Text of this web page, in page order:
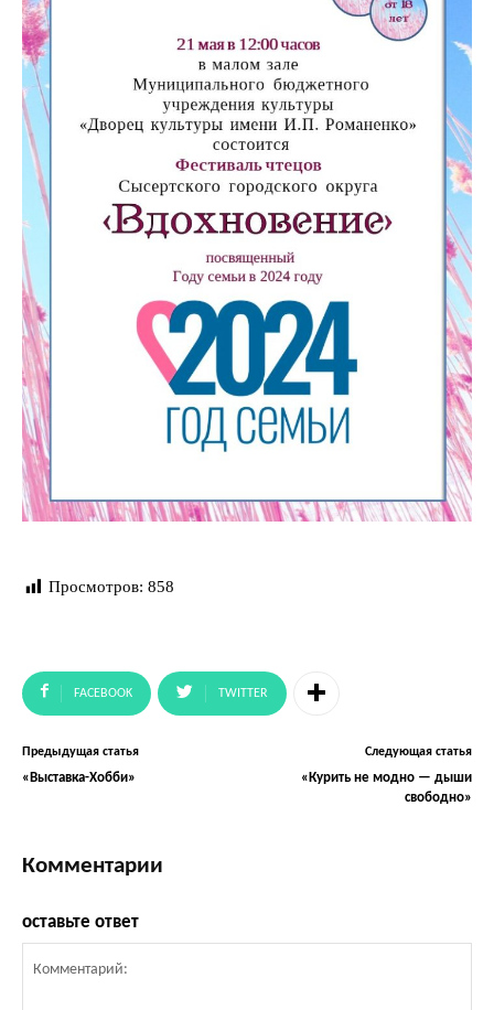
Просмотров: 858
FACEBOOK TWITTER
Предыдущая статья
«Выставка-Хобби»
Следующая статья
«Курить не модно — дыши
свободно»
Комментарии
оставьте ответ